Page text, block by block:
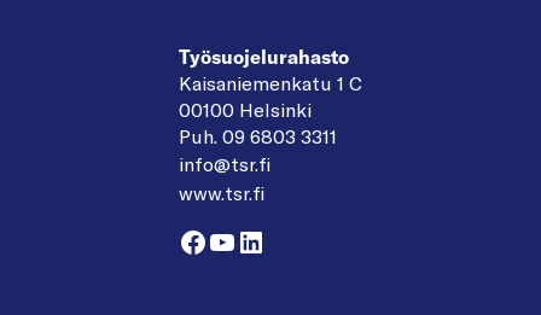
Työsuojelurahasto
Kaisaniemenkatu 1 C
00100 Helsinki
Puh. 09 6803 3311
info@tsr.fi
www.tsr.fi
Facebook
YouTube
LinkedIn